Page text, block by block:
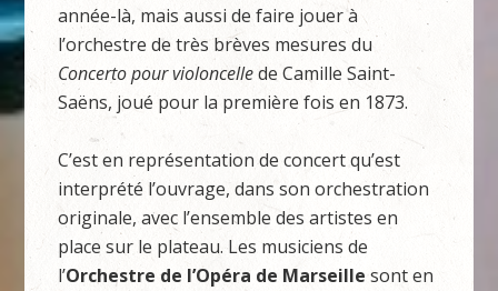
année-là, mais aussi de faire jouer à
l’orchestre de très brèves mesures du
Concerto pour violoncellede Camille Saint-
Saëns, joué pour la première fois en 1873.
C’est en représentation de concert qu’est
interprété l’ouvrage, dans son orchestration
originale, avec l’ensemble des artistes en
place sur le plateau. Les musiciens de
l’Orchestre de l’Opéra de Marseille sont en